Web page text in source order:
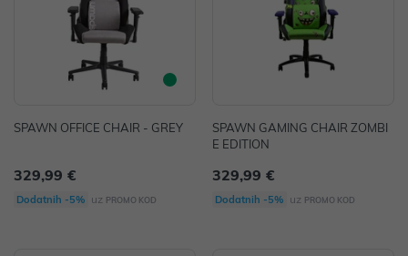
SPAWN OFFICE CHAIR - GREY
329,99 €
Dodatnih -5% uz PROMO KOD
SPAWN GAMING CHAIR ZOMBI
E EDITION
329,99 €
Dodatnih -5% uz PROMO KOD